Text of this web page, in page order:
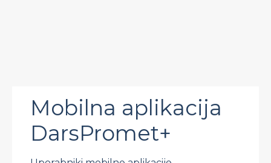
Mobilna aplikacija
DarsPromet+